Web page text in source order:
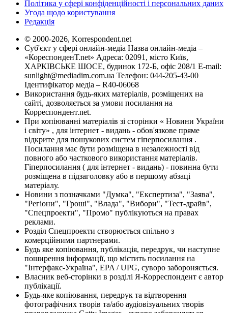
Політика у сфері конфіденційності і персональних даних
Угода щодо користування
Редакція
© 2000-2026, Korrespondent.net
Суб'єкт у сфері онлайн-медіа Назва онлайн-медіа –
«КореспонденТ.net» Адреса: 02091, місто Київ,
ХАРКІВСЬКЕ ШОСЕ, будинок 172-Б, офіс 208/1 E-mail:
sunlight@mediadim.com.ua Телефон: 044-205-43-00
Ідентифікатор медіа – R40-06068
Використання будь-яких матеріалів, розміщених на
сайті, дозволяється за умови посилання на
Корреспондент.net.
При копіюванні матеріалів зі сторінки « Новини України
і світу» , для інтернет - видань - обов'язкове пряме
відкрите для пошукових систем гіперпосилання .
Посилання має бути розміщена в незалежності від
повного або часткового використання матеріалів.
Гіперпосилання ( для інтернет - видань) - повинна бути
розміщена в підзаголовку або в першому абзаці
матеріалу.
Новини з позначками "Думка", "Експертиза", "Заява",
"Регіони", "Гроші", "Влада", "Вибори", "Тест-драйв",
"Спецпроекти", "Промо" публікуються на правах
реклами.
Розділ Спецпроекти створюється спільно з
комерційними партнерами.
Будь яке копіювання, публікація, передрук, чи наступне
поширення інформації, що містить посилання на
"Інтерфакс-Україна", EPA / UPG, суворо забороняється.
Власник веб-сторінки в розділі Я-Корреспондент є автор
публікації.
Будь-яке копіювання, передрук та відтворення
фотографічних творів та/або аудіовізуальних творів